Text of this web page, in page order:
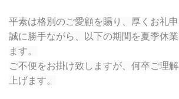
平素は格別のご愛顧を賜り、厚くお礼申
誠に勝手ながら、 以下の期 間を夏季休
ます。
ご不便をお掛け致しますが、何卒ご理
上げます。